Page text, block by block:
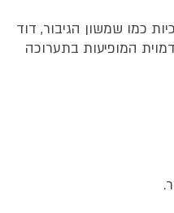
כמו שמשון הגיבור, דוד
המופיעות בתערוכה